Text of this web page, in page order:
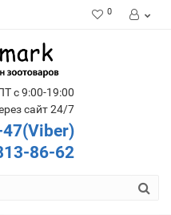
0
с 9:00-19:00
сайт 24/7
86-62